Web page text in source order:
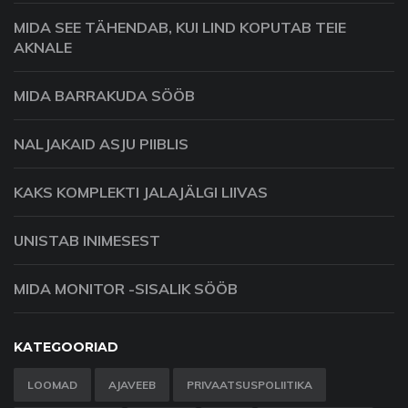
MIDA SEE TÄHENDAB, KUI LIND KOPUTAB TEIE
AKNALE
MIDA BARRAKUDA SÖÖB
NALJAKAID ASJU PIIBLIS
KAKS KOMPLEKTI JALAJÄLGI LIIVAS
UNISTAB INIMESEST
MIDA MONITOR -SISALIK SÖÖB
KATEGOORIAD
LOOMAD AJAVEEB PRIVAATSUSPOLIITIKA